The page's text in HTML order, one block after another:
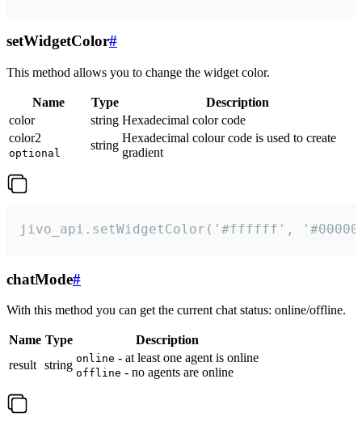
setWidgetColor#
This method allows you to change the widget color.
Name Type
Description
color
string Hexadecimal color code
color2
optional
string
Hexadecimal colour code is used to create
gradient
jivo_api.setWidgetColor('#ffffff',
chatMode#
With this method you can get the current chat status: online/offline.
Name Type
Description
result string online - at least one agent is online
offline - no agents are online